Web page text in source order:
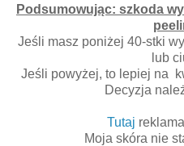
Podsumowując: szkoda
Jeśli masz poniżej 40-stki
lub
Jeśli powyżej, to lepiej na
Decyzja
Tutaj
Moja skóra nie